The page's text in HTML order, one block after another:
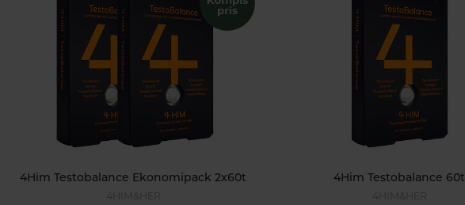
4Him Testobalance Ekonomipack 2x60t
4HIM&HER
4Him Testobalance 60t
4HIM&HER